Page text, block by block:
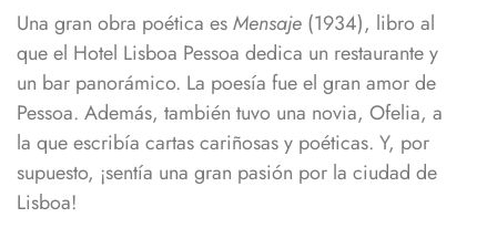
Una gran obra poética esMensaje (1934), libro al
que el Hotel Lisboa Pessoa dedica un restaurante y
un bar panorámico. La poesía fue el gran amor de
Pessoa. Además, también tuvo una novia, Ofelia, a
la que escribía cartas cariñosas y poéticas. Y, por
supuesto, ¡sentía una gran pasión por la ciudad de
Lisboa!